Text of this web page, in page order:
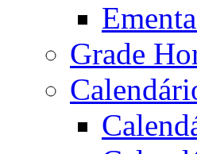
Grade